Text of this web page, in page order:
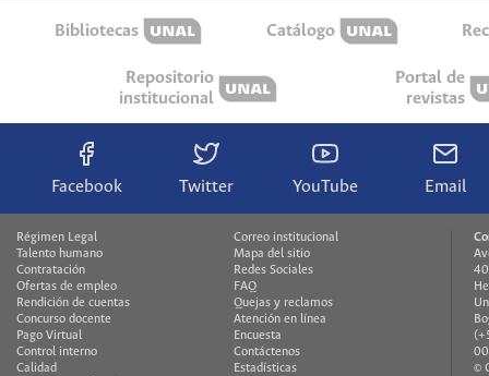
Bibliotecas Catálogo
Repositorio
institucional
Portal de
revistas
Facebook Twitter YouTube Email
Régimen Legal
Talento humano
Contratación
Ofertas de empleo
Rendición de cuentas
Concurso docente
Pago Virtual
Control interno
Calidad
Correo institucional
Mapa del sitio
Redes Sociales
FAQ
Quejas y reclamos
Atención en línea
Encuesta
Contáctenos
Estadísticas
©